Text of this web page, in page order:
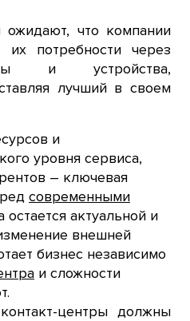
ожидают, что компании
их потребности через
и устройства,
лучший в своем
и
уровня сервиса,
– ключевая
современными
остается актуальной и
внешней
бизнес независимо
и сложности
центры должны